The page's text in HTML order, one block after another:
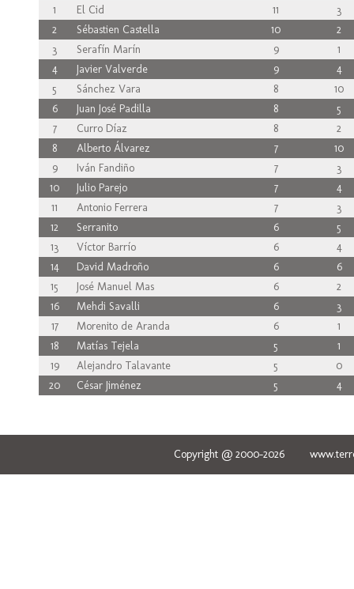
1 El Cid 11
3
2
Sébastien Castella 10
2
3
Serafín Marín 9
1
4
Javier Valverde 9
4
5
Sánchez Vara 8
10
6
Juan José Padilla 8
5
7
Curro Díaz 8
2
8
Alberto Álvarez 7
10
9
Iván Fandiño 7
3
10
Julio Parejo 7
4
11
Antonio Ferrera 7
3
12
Serranito 6
5
13
Víctor Barrío 6
4
14
David Madroño 6
6
15
José Manuel Mas 6
2
16
Mehdi Savalli 6
3
17
Morenito de Aranda 6
1
18
Matías Tejela 5
1
19
Alejandro Talavante 5
0
20
César Jiménez 5 4
Copyright @ 2000-2026